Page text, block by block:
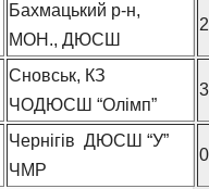
Бахмацький р-н,
МОН., ДЮСШ
Сновськ, КЗ
ЧОДЮСШ “Олімп”
Чернігів ДЮСШ “У”
ЧМР